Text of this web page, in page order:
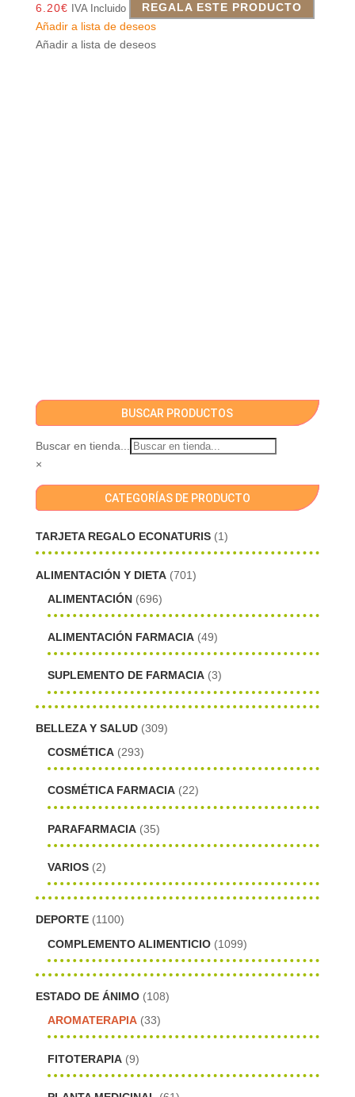
6.20€ IVA Incluido
REGALA ESTE PRODUCTO
Añadir a lista de deseos
Añadir a lista de deseos
BUSCAR PRODUCTOS
Buscar en tienda...
×
CATEGORÍAS DE PRODUCTO
TARJETA REGALO ECONATURIS (1)
ALIMENTACIÓN Y DIETA (701)
ALIMENTACIÓN (696)
ALIMENTACIÓN FARMACIA (49)
SUPLEMENTO DE FARMACIA (3)
BELLEZA Y SALUD (309)
COSMÉTICA (293)
COSMÉTICA FARMACIA (22)
PARAFARMACIA (35)
VARIOS (2)
DEPORTE (1100)
COMPLEMENTO ALIMENTICIO (1099)
ESTADO DE ÁNIMO (108)
AROMATERAPIA (33)
FITOTERAPIA (9)